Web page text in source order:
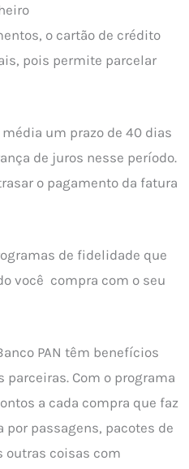
o cartão de crédito
pois permite parcelar
um prazo de 40 dias
de juros nesse período.
o pagamento da fatura
de fidelidade que
você compra com o seu
PAN têm benefícios
Com o programa
a cada compra que faz
por passagens, pacotes de
outras coisas com